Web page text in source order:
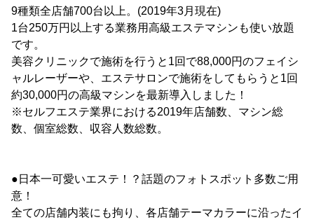
9種類全店舗700台以上。(2019年3月現在)
1台250万円以上する業務用高級エステマシンも使い放題
です。
美容クリニックで施術を行うと1回で88,000円のフェイシ
ャルレーザーや、エステサロンで施術をしてもらうと1回
約30,000円の高級マシンを最新導入しました！
※セルフエステ業界における2019年店舗数、マシン総
数、個室総数、収容人数総数。
●日本一可愛いエステ！？話題のフォトスポット多数ご用
意！
全ての店舗内装にも拘り、各店舗テーマカラーに沿ったイ